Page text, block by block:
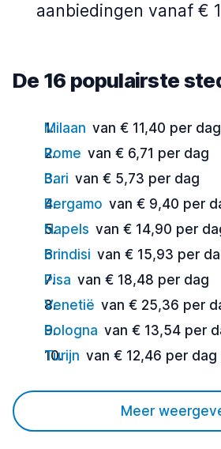
aanbiedingen vanaf €
De 16 populairste
Milaan van € 11,40 per dag
Rome van € 6,71 per dag
Bari van € 5,73 per dag
Bergamo van € 9,40 per
Napels van € 14,90 per
Brindisi van € 15,93 per
Pisa van € 18,48 per dag
Venetië van € 25,36 per
Bologna van € 13,54 per
Turijn van € 12,46 per dag
Meer